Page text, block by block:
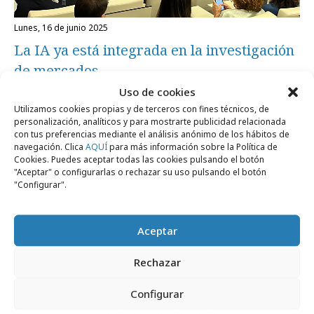
Uso de cookies
Utilizamos cookies propias y de terceros con fines técnicos, de
personalización, analíticos y para mostrarte publicidad relacionada
con tus preferencias mediante el análisis anónimo de los hábitos de
navegación. Clica AQUÍpara más información sobre la Política de
Cookies. Puedes aceptar todas las cookies pulsando el botón
"Aceptar" o configurarlas o rechazar su uso pulsando el botón
"Configurar".
Aceptar
Rechazar
Configurar
lunes, 16 de junio 2025
La IA ya está integrada en la investigación
de mercados
Empresas y Negocios